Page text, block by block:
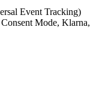
Event Tracking)
Mode, Klarna,